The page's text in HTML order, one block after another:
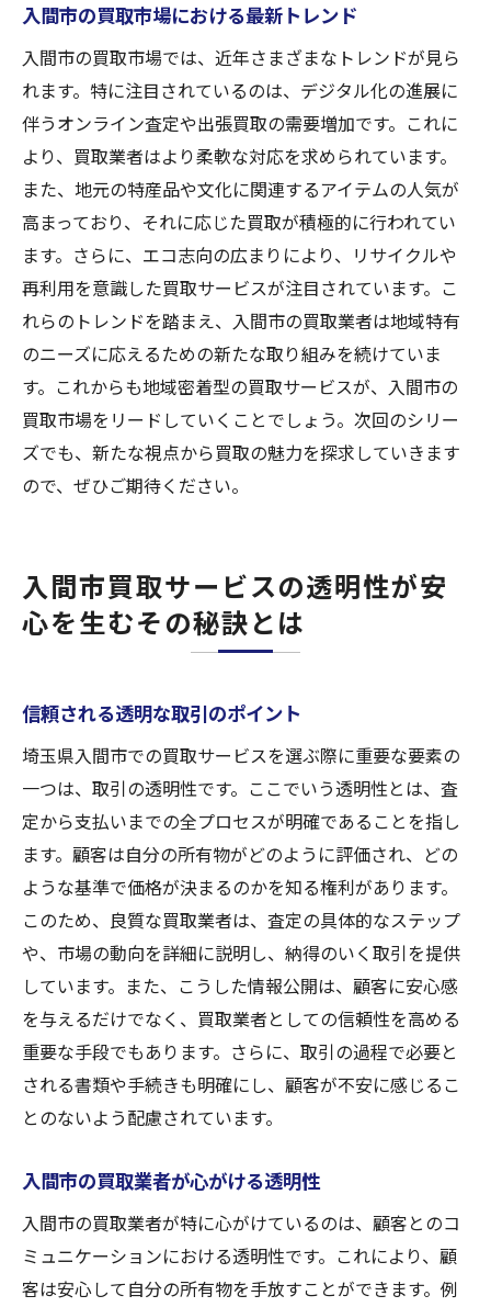
入間市の買取市場における最新トレンド
入間市の買取市場では、近年さまざまなトレンドが見ら
れます。特に注目されているのは、デジタル化の進展に
伴うオンライン査定や出張買取の需要増加です。これに
より、買取業者はより柔軟な対応を求められています。
また、地元の特産品や文化に関連するアイテムの人気が
高まっており、それに応じた買取が積極的に行われてい
ます。さらに、エコ志向の広まりにより、リサイクルや
再利用を意識した買取サービスが注目されています。こ
れらのトレンドを踏まえ、入間市の買取業者は地域特有
のニーズに応えるための新たな取り組みを続けていま
す。これからも地域密着型の買取サービスが、入間市の
買取市場をリードしていくことでしょう。次回のシリー
ズでも、新たな視点から買取の魅力を探求していきます
ので、ぜひご期待ください。
入間市買取サービスの透明性が安
心を生むその秘訣とは
信頼される透明な取引のポイント
埼玉県入間市での買取サービスを選ぶ際に重要な要素の
一つは、取引の透明性です。ここでいう透明性とは、査
定から支払いまでの全プロセスが明確であることを指し
ます。顧客は自分の所有物がどのように評価され、どの
ような基準で価格が決まるのかを知る権利があります。
このため、良質な買取業者は、査定の具体的なステップ
や、市場の動向を詳細に説明し、納得のいく取引を提供
しています。また、こうした情報公開は、顧客に安心感
を与えるだけでなく、買取業者としての信頼性を高める
重要な手段でもあります。さらに、取引の過程で必要と
される書類や手続きも明確にし、顧客が不安に感じるこ
とのないよう配慮されています。
入間市の買取業者が心がける透明性
入間市の買取業者が特に心がけているのは、顧客とのコ
ミュニケーションにおける透明性です。これにより、顧
客は安心して自分の所有物を手放すことができます。例